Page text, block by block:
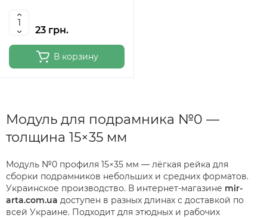
23 грн.
В корзину
Модуль для подрамника №0 —
толщина 15×35 мм
Модуль №0 профиля 15×35 мм — лёгкая рейка для
сборки подрамников небольших и средних форматов.
Украинское производство. В интернет-магазине mir-
arta.com.ua доступен в разных длинах с доставкой по
всей Украине. Подходит для этюдных и рабочих